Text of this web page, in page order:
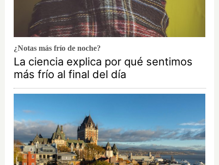
¿Notas más frío de noche?
La ciencia explica por qué sentimos
más frío al final del día